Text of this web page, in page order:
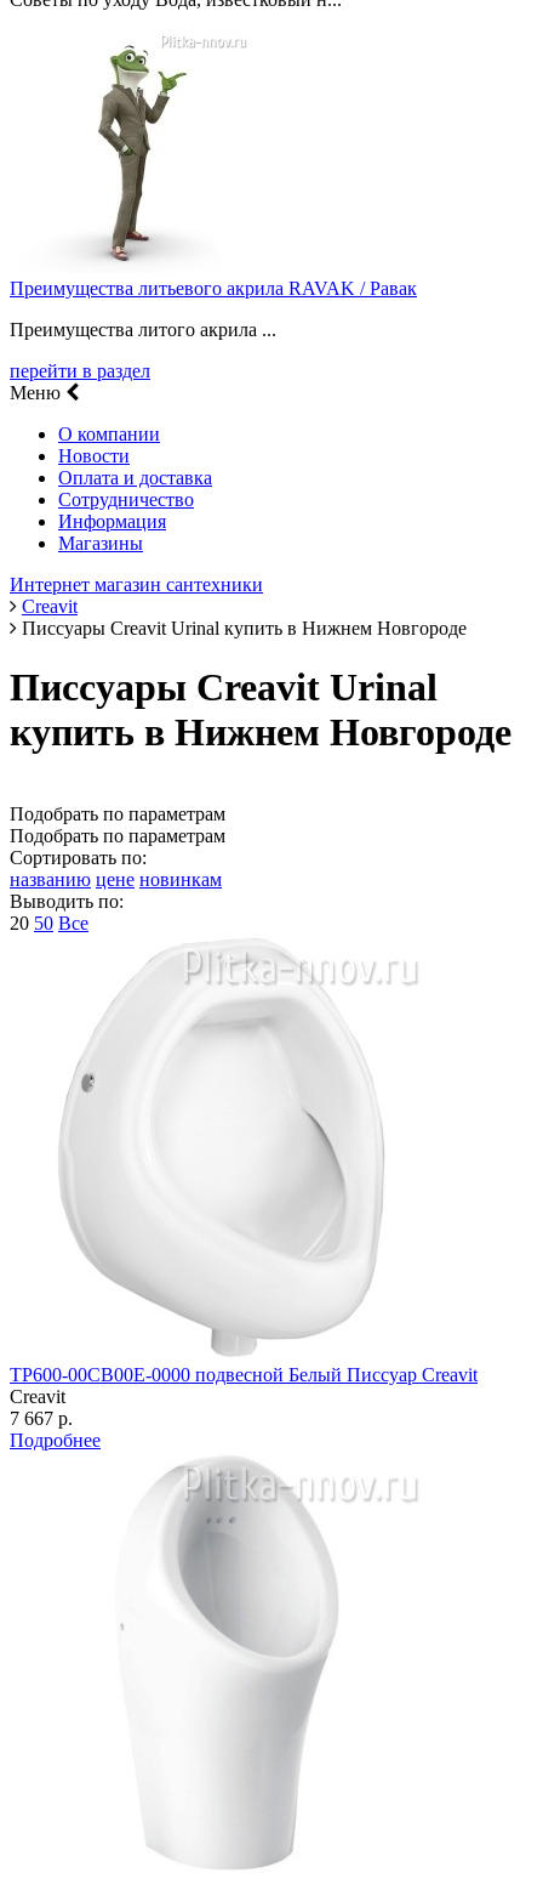
Преимущества литьевого акрила RAVAK / Равак
Преимущества литого акрила ...
перейти в раздел
Меню
О компании
Новости
Оплата и доставка
Сотрудничество
Информация
Магазины
Интернет магазин сантехники
Creavit
Писсуары Creavit Urinal купить в Нижнем Новгороде
Писсуары Creavit Urinal
купить в Нижнем Новгороде
Подобрать по параметрам
Подобрать по параметрам
Сортировать по:
названию цене новинкам
Выводить по:
20 50 Все
TP600-00CB00E-0000 подвесной Белый Писсуар Creavit
Creavit
7 667 р.
Подробнее